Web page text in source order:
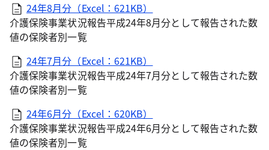
24年8月分（Excel：621KB）
介護保険事業状況報告平成24年8月分として報告された数
値の保険者別一覧
24年7月分（Excel：621KB）
介護保険事業状況報告平成24年7月分として報告された数
値の保険者別一覧
24年6月分（Excel：620KB）
介護保険事業状況報告平成24年6月分として報告された数
値の保険者別一覧